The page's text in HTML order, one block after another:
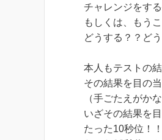
チャレンジをする
もしくは、もう
どうする？？ど
本人もテストの
その結果を目の
（手ごたえがか
いざその結果を
たった10秒位！！